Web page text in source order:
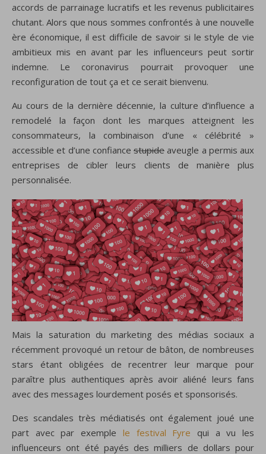
accords de parrainage lucratifs et les revenus publicitaires
chutant. Alors que nous sommes confrontés à une nouvelle
ère économique, il est difficile de savoir si le style de vie
ambitieux mis en avant par les influenceurs peut sortir
indemne. Le coronavirus pourrait provoquer une
reconfiguration de tout ça et ce serait bienvenu.
Au cours de la dernière décennie, la culture d’influence a
remodelé la façon dont les marques atteignent les
consommateurs, la combinaison d’une « célébrité »
accessible et d’une confiance stupide aveugle a permis aux
entreprises de cibler leurs clients de manière plus
personnalisée.
Mais la saturation du marketing des médias sociaux a
récemment provoqué un retour de bâton, de nombreuses
stars étant obligées de recentrer leur marque pour
paraître plus authentiques après avoir aliéné leurs fans
avec des messages lourdement posés et sponsorisés.
Des scandales très médiatisés ont également joué une
part avec par exemple le festival Fyre qui a vu les
influenceurs ont été payés des milliers de dollars pour